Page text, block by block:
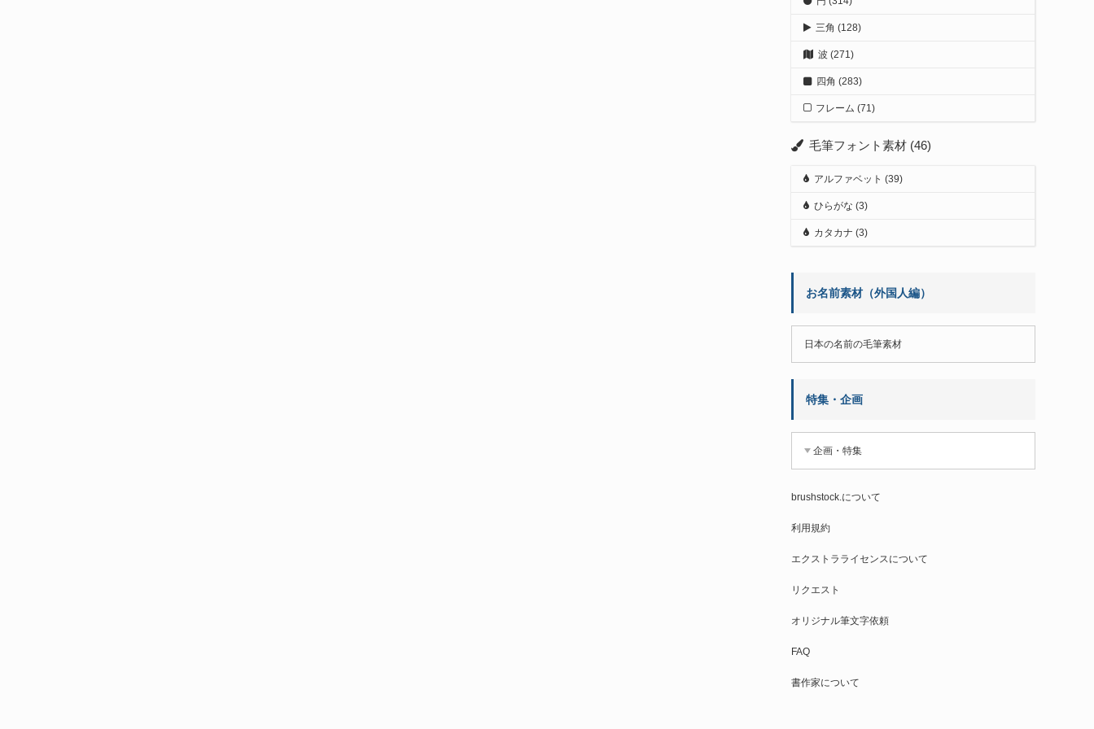
三角 (128)
波 (271)
四角 (283)
フレーム (71)
毛筆フォント素材 (46)
アルファベット (39)
ひらがな (3)
カタカナ (3)
お名前素材（外国人編）
日本の名前の毛筆素材
特集・企画
企画・特集
brushstock.について
利用規約
エクストラライセンスについて
リクエスト
オリジナル筆文字依頼
FAQ
書作家について